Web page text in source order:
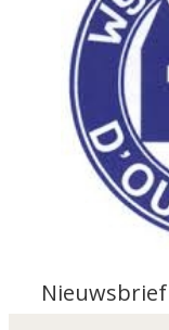
Nieuwsbrief